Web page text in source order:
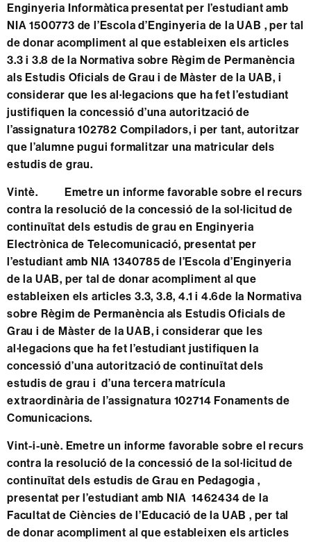
Enginyeria Informàtica presentat per l’estudiant amb
NIA 1500773 de l’Escola d’Enginyeria de la UAB , per tal
de donar acompliment al que estableixen els articles
3.3 i 3.8 de la Normativa sobre Règim de Permanència
als Estudis Oficials de Grau i de Màster de la UAB, i
considerar que les al·legacions que ha fet l’estudiant
justifiquen la concessió d’una autorització de
l’assignatura 102782 Compiladors, i per tant, autoritzar
que l’alumne pugui formalitzar una matricular dels
estudis de grau.
Vintè. Emetre un informe favorable sobre el recurs
contra la resolució de la concessió de la sol·licitud de
continuïtat dels estudis de grau en Enginyeria
Electrònica de Telecomunicació, presentat per
l’estudiant amb NIA 1340785 de l’Escola d’Enginyeria
de la UAB, per tal de donar acompliment al que
estableixen els articles 3.3, 3.8, 4.1 i 4.6de la Normativa
sobre Règim de Permanència als Estudis Oficials de
Grau i de Màster de la UAB, i considerar que les
al·legacions que ha fet l’estudiant justifiquen la
concessió d’una autorització de continuïtat dels
estudis de grau i d’una tercera matrícula
extraordinària de l’assignatura 102714 Fonaments de
Comunicacions.
Vint-i-unè. Emetre un informe favorable sobre el recurs
contra la resolució de la concessió de la sol·licitud de
continuïtat dels estudis de Grau en Pedagogia ,
presentat per l’estudiant amb NIA 1462434 de la
Facultat de Ciències de l’Educació de la UAB , per tal
de donar acompliment al que estableixen els articles